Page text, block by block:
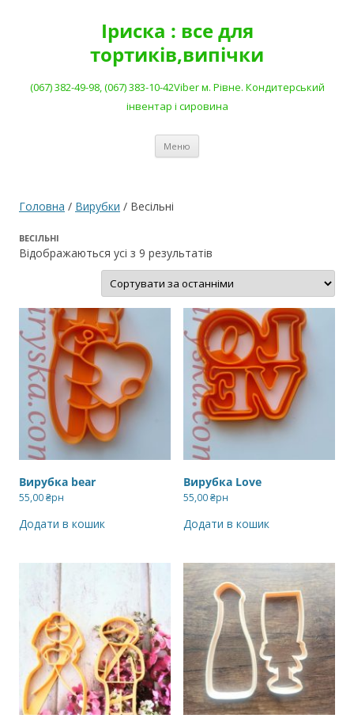
Іриска : все для
тортиків,випічки
(067) 382-49-98, (067) 383-10-42Viber м. Рівне. Кондитерський
інвентар і сировина
Меню
Головна / Вирубки / Весільні
ВЕСІЛЬНІ
Відображаються усі з 9 результатів
останнім
Вирубка bear
55,00₴рн
Додати в кошик
Вирубка Love
55,00₴рн
Додати в кошик